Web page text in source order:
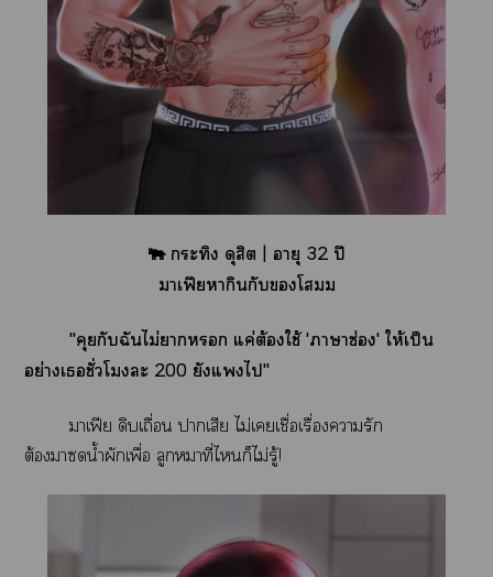
🐃 กระทิง ดุสิต | อายุ 32 ปี
าเฟียหากินกับโ
"คุยกับฉันไม่า แค่ต้องใช้ 'าาซ่อง' ให้เป็น
อย่างเชั่วโมงะ 200 ยังแไ"
าเฟีย ดิบเถื่อน าเสีย ไม่เเชื่อเรื่องารัก
ต้องาน้ำผักเพื่อ ลูกหมาที่ไก็ไม่รู้!